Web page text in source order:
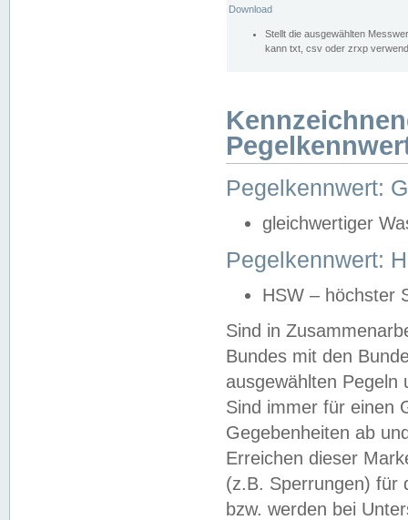
Download
Stellt die ausgewählten
kann txt, csv oder zrxp
Pegelkennwert:
gleichwertiger
Pegelkennwert:
HSW – höchster
Sind in
Bundes mit den
ausgewählten
Sind immer für einen
Gegebenheiten ab
Erreichen dieser
(z.B. Sperrungen) für
bzw. werden bei